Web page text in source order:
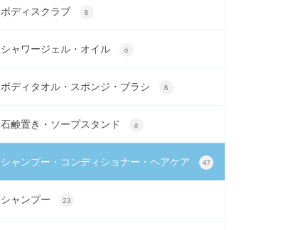
ボディスクラブ 8
シャワージェル・オイル 6
ボディタオル・スポンジ・ブラシ 8
石鹸置き・ソープスタンド 6
シャンプー・コンディショナー・ヘアケア 47
シャンプー 23